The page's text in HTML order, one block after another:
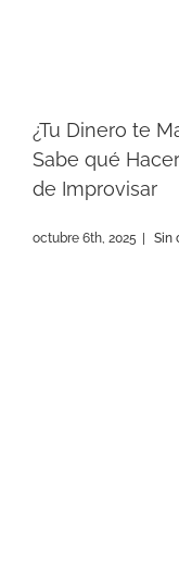
¿Tu Dinero te
Sabe qué
de Improvisar
octubre 6th, 2025 Sin